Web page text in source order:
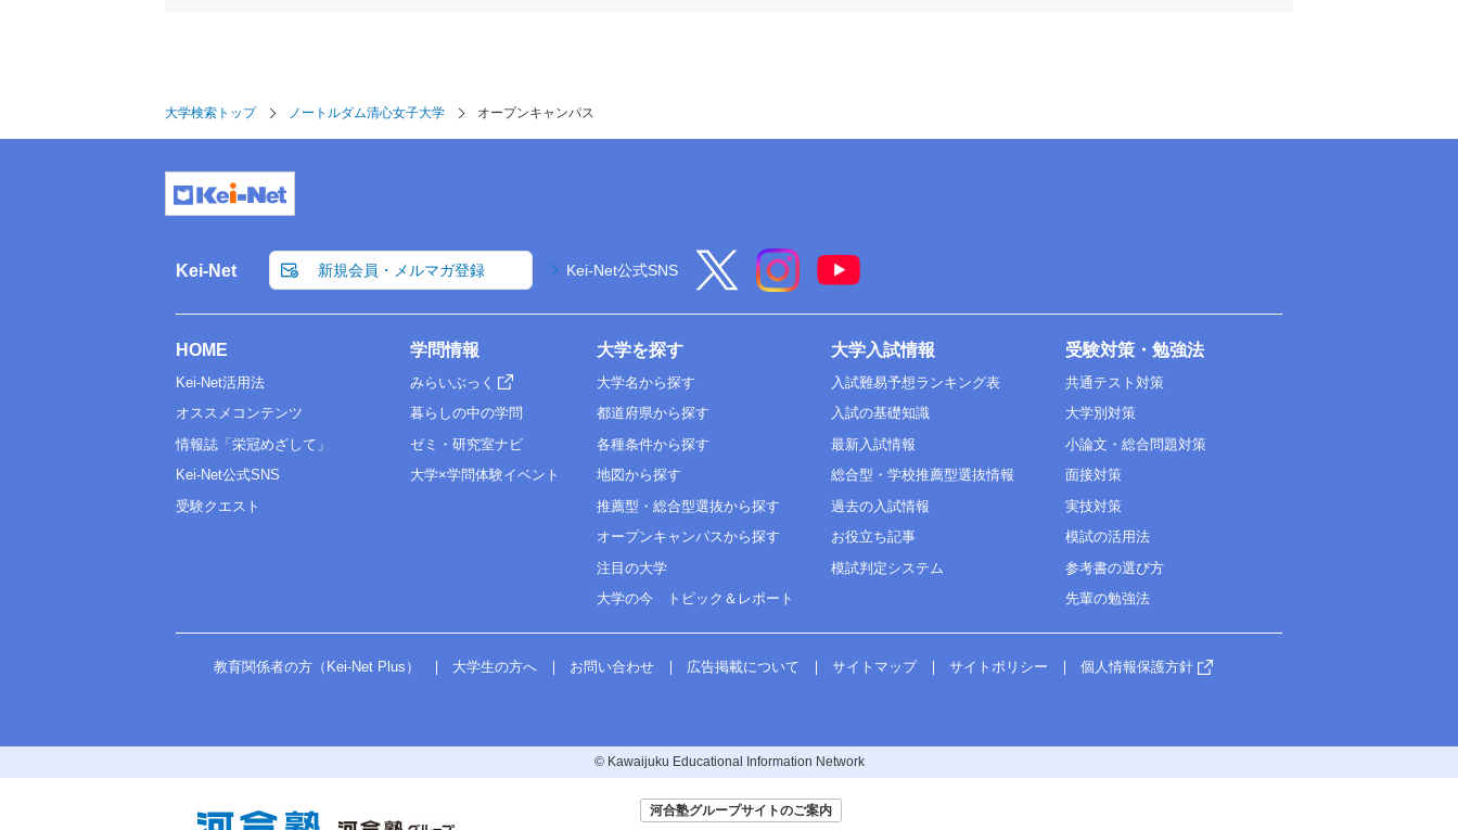
大学検索トップ ノートルダム清心女子大学 オープンキャンパス
Kei-Net 新規会員・メルマガ登録 Kei-Net公式SNS
HOME
Kei-Net活用法
オススメコンテンツ
情報誌「栄冠めざして」
Kei-Net公式SNS
受験クエスト
学問情報
みらいぶっく
暮らしの中の学問
ゼミ・研究室ナビ
大学×学問体験イベント
大学を探す
大学名から探す
都道府県から探す
各種条件から探す
地図から探す
推薦型・総合型選抜から探す
オープンキャンパスから探す
注目の大学
大学の今 トピック＆レポート
大学入試情報
入試難易予想ランキング表
入試の基礎知識
最新入試情報
総合型・学校推薦型選抜情報
過去の入試情報
お役立ち記事
模試判定システム
受験対策・勉強法
共通テスト対策
大学別対策
小論文・総合問題対策
面接対策
実技対策
模試の活用法
参考書の選び方
先輩の勉強法
教育関係者の方（Kei-Net Plus） 大学生の方へ お問い合わせ 広告掲載について サイトマップ サイトポリシー 個人情報保護方針
© Kawaijuku Educational Information Network
河合塾グループサイトのご案内